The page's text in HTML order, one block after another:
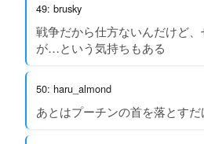
49: brusky
戦争だから仕方ないんだけど
が…という気持ちもある
50: haru_almond
あとはプーチンの首を落とす